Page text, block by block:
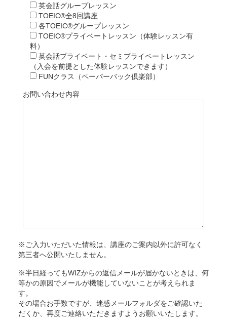
英会話グループレッスン
TOEIC®全8回講座
各TOEIC®グループレッスン
TOEIC®プライベートレッスン（体験レッスン有
料）
英会話プライベート・セミプライベートレッスン
（入会を前提とした体験レッスンできます）
FUNクラス（ペーパーバック倶楽部）
お問い合わせ内容
※ご入力いただいた情報は、講座のご案内以外に許可なく
第三者へ公開いたしません。
※半日経ってもWIZからの返信メールが届かないときは、何
等かの原因でメールが機能していないことが考えられま
す。
その場合お手数ですが、迷惑メールフォルダをご確認いた
だくか、再度ご連絡いただきますようお願いいたします。